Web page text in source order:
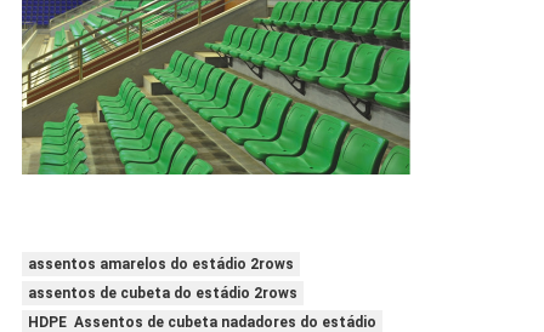
assentos amarelos do estádio 2rows
assentos de cubeta do estádio 2rows
HDPE Assentos de cubeta nadadores do estádio